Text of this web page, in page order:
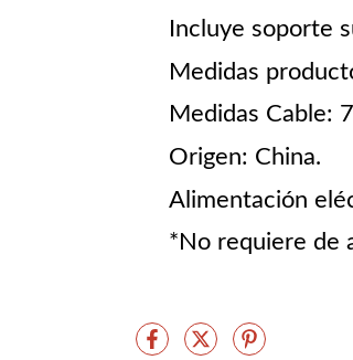
Incluye soporte
Medidas
Medidas Cable:
Origen: China.
Alimentación
*No requiere de